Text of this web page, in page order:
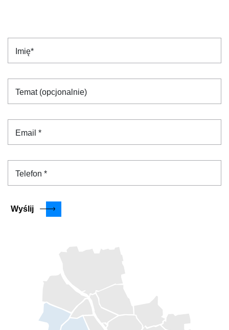
Imię*
Temat (opcjonalnie)
Email *
Telefon *
Wyślij